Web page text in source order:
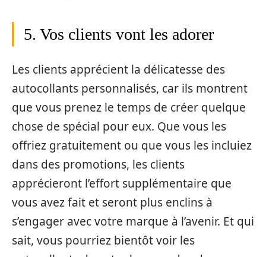
5. Vos clients vont les adorer
Les clients apprécient la délicatesse des
autocollants personnalisés, car ils montrent
que vous prenez le temps de créer quelque
chose de spécial pour eux. Que vous les
offriez gratuitement ou que vous les incluiez
dans des promotions, les clients
apprécieront l’effort supplémentaire que
vous avez fait et seront plus enclins à
s’engager avec votre marque à l’avenir. Et qui
sait, vous pourriez bientôt voir les